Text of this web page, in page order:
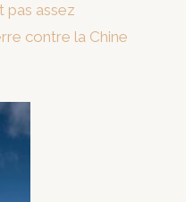
pas assez
contre la Chine